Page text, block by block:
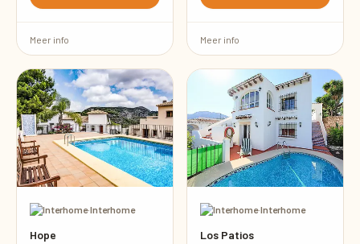
Meer info Meer info
·Interhome
Hope
·Interhome
Los Patios